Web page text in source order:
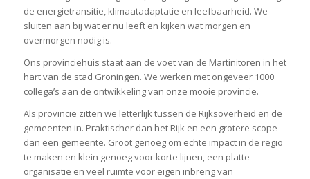
de energietransitie, klimaatadaptatie en leefbaarheid. We
sluiten aan bij wat er nu leeft en kijken wat morgen en
overmorgen nodig is.
Ons provinciehuis staat aan de voet van de Martinitoren in het
hart van de stad Groningen. We werken met ongeveer 1000
collega’s aan de ontwikkeling van onze mooie provincie.
Als provincie zitten we letterlijk tussen de Rijksoverheid en de
gemeenten in. Praktischer dan het Rijk en een grotere scope
dan een gemeente. Groot genoeg om echte impact in de regio
te maken en klein genoeg voor korte lijnen, een platte
organisatie en veel ruimte voor eigen inbreng van